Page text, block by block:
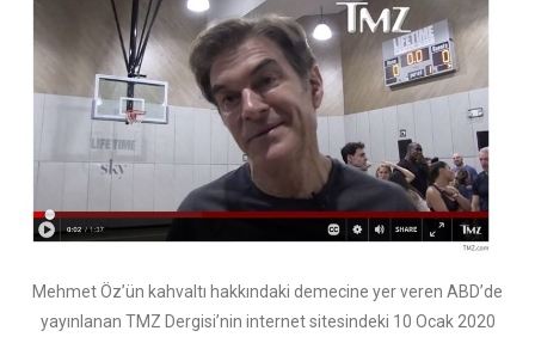
Mehmet Öz’ün kahvaltı hakkındaki demecine yer veren ABD’de
yayınlanan TMZ Dergisi’nin internet sitesindeki 10 Ocak 2020